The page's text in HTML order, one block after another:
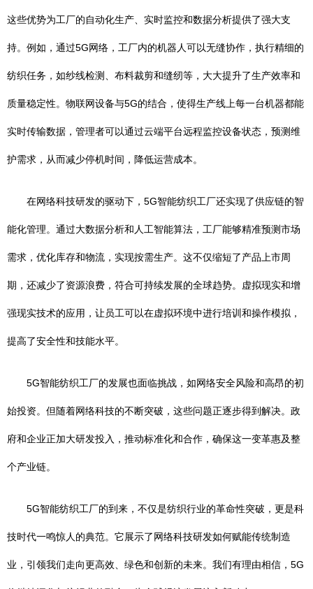
这些优势为工厂的自动化生产、实时监控和数据分析提供了强大支
持。例如，通过5G网络，工厂内的机器人可以无缝协作，执行精细的
纺织任务，如纱线检测、布料裁剪和缝纫等，大大提升了生产效率和
质量稳定性。物联网设备与5G的结合，使得生产线上每一台机器都能
实时传输数据，管理者可以通过云端平台远程监控设备状态，预测维
护需求，从而减少停机时间，降低运营成本。
在网络科技研发的驱动下，5G智能纺织工厂还实现了供应链的智
能化管理。通过大数据分析和人工智能算法，工厂能够精准预测市场
需求，优化库存和物流，实现按需生产。这不仅缩短了产品上市周
期，还减少了资源浪费，符合可持续发展的全球趋势。虚拟现实和增
强现实技术的应用，让员工可以在虚拟环境中进行培训和操作模拟，
提高了安全性和技能水平。
5G智能纺织工厂的发展也面临挑战，如网络安全风险和高昂的初
始投资。但随着网络科技的不断突破，这些问题正逐步得到解决。政
府和企业正加大研发投入，推动标准化和合作，确保这一变革惠及整
个产业链。
5G智能纺织工厂的到来，不仅是纺织行业的革命性突破，更是科
技时代一鸣惊人的典范。它展示了网络科技研发如何赋能传统制造
业，引领我们走向更高效、绿色和创新的未来。我们有理由相信，5G